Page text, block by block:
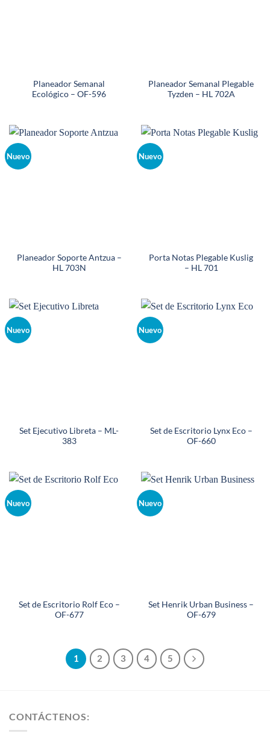
Planeador Semanal
Ecológico – OF-596
Planeador Semanal Plegable
Tyzden – HL 702A
Nuevo
Planeador Soporte Antzua –
HL 703N
Nuevo
Porta Notas Plegable Kuslig
– HL 701
Nuevo
Set Ejecutivo Libreta – ML-
383
Nuevo
Set de Escritorio Lynx Eco –
OF-660
Nuevo
Set de Escritorio Rolf Eco –
OF-677
Nuevo
Set Henrik Urban Business –
OF-679
1 2 3 4 5
CONTÁCTENOS: